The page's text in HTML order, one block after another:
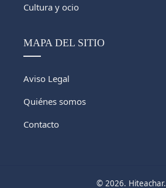
Cultura y ocio
MAPA DEL SITIO
Aviso Legal
Quiénes somos
Contacto
© 2026. Hiteachar.